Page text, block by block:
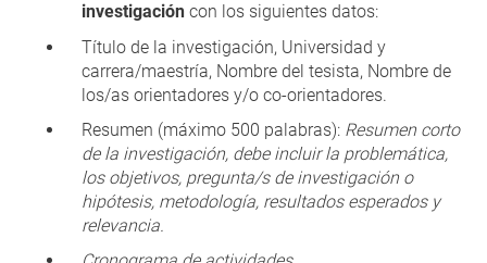
investigación con los siguientes datos:
Título de la investigación, Universidad y
carrera/maestría, Nombre del tesista, Nombre de
los/as orientadores y/o co-orientadores.
Resumen (máximo 500 palabras): Resumen corto
de la investigación, debe incluir la problemática,
los objetivos, pregunta/s de investigación o
hipótesis, metodología, resultados esperados y
relevancia.